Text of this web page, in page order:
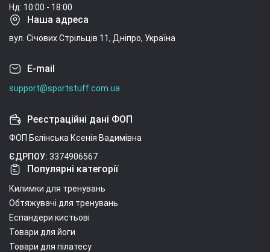
Нд: 10:00 - 18:00
Наша адреса
вул. Січових Стрільців 11, Дніпро, Україна
E-mail
support@sportstuff.com.ua
Реєстраційні дані ФОП
ФОП Бєлінська Ксенія Вадимівна
ЄДРПОУ: 3374906567
Популярні категорії
Килимки для тренувань
Обтяжувачі для тренувань
Еспандери кистьові
Товари для йоги
Товари для пілатесу